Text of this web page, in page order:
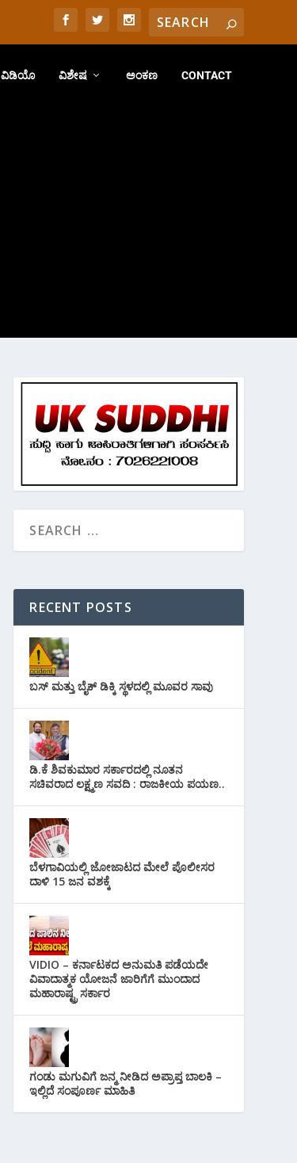
ವಿಡಿಯೊ ವಿಶೇಷ ಅಂಕಣ CONTACT
RECENT POSTS
ಬಸ್ ಮತ್ತು ಬೈಕ್ ಡಿಕ್ಕಿ ಸ್ಥಳದಲ್ಲಿ ಮೂವರ ಸಾವು
ಡಿ.ಕೆ ಶಿವಕುಮಾರ ಸರ್ಕಾರದಲ್ಲಿ ನೂತನ
ಸಚಿವರಾದ ಲಕ್ಷ್ಮಣ ಸವದಿ : ರಾಜಕೀಯ ಪಯಣ..
ಬೆಳಗಾವಿಯಲ್ಲಿ ಜೋಜಾಟದ ಮೇಲೆ ಪೊಲೀಸರ
ದಾಳಿ 15 ಜನ ವಶಕ್ಕೆ
VIDIO – ಕರ್ನಾಟಕದ ಅನುಮತಿ ಪಡೆಯದೇ
ವಿವಾದಾತ್ಮಕ ಯೋಜನೆ ಜಾರಿಗೆಗೆ ಮುಂದಾದ
ಮಹಾರಾಷ್ಟ್ರ ಸರ್ಕಾರ
ಗಂಡು ಮಗುವಿಗೆ ಜನ್ಮ ನೀಡಿದ ಅಪ್ರಾಪ್ತ ಬಾಲಕಿ –
ಇಲ್ಲಿದೆ ಸಂಪೂರ್ಣ ಮಾಹಿತಿ